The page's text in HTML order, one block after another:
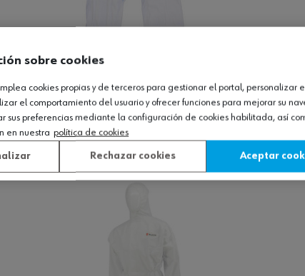
Ver producto
sobre cookies
cookies propias y de terceros para gestionar el portal, personalizar
el comportamiento del usuario y ofrecer funciones para mejorar su
sus preferencias mediante la configuración de cookies habilitada, así
en nuestra política de cookies
Rechazar cookies Aceptar